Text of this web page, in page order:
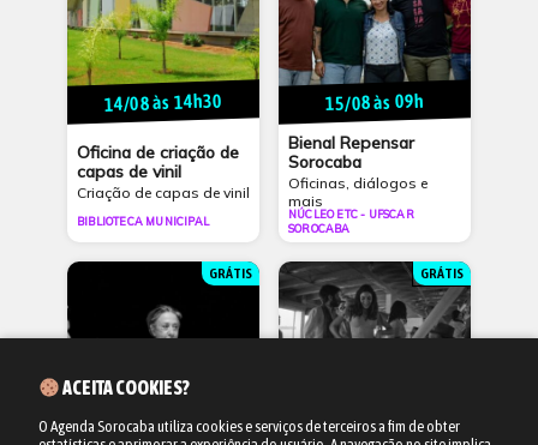
14/08 às 14h30
Oficina de criação de
capas de vinil
Criação de capas de vinil
BIBLIOTECA MUNICIPAL
15/08 às 09h
Bienal Repensar
Sorocaba
Oficinas, diálogos e
mais
NÚCLEO ETC - UFSCAR
SOROCABA
GRÁTIS GRÁTIS
ACEITA COOKIES?
O Agenda Sorocaba utiliza cookies e serviços de terceiros a fim de obter